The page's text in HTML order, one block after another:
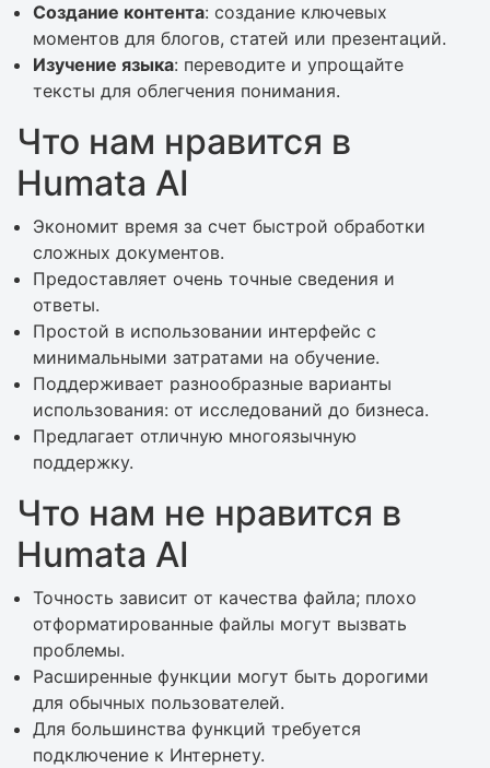
Создание контента: создание ключевых
моментов для блогов, статей или презентаций.
Изучение языка: переводите и упрощайте
тексты для облегчения понимания.
Что нам нравится в
Humata AI
Экономит время за счет быстрой обработки
сложных документов.
Предоставляет очень точные сведения и
ответы.
Простой в использовании интерфейс с
минимальными затратами на обучение.
Поддерживает разнообразные варианты
использования: от исследований до бизнеса.
Предлагает отличную многоязычную
поддержку.
Что нам не нравится в
Humata AI
Точность зависит от качества файла; плохо
отформатированные файлы могут вызвать
проблемы.
Расширенные функции могут быть дорогими
для обычных пользователей.
Для большинства функций требуется
подключение к Интернету.